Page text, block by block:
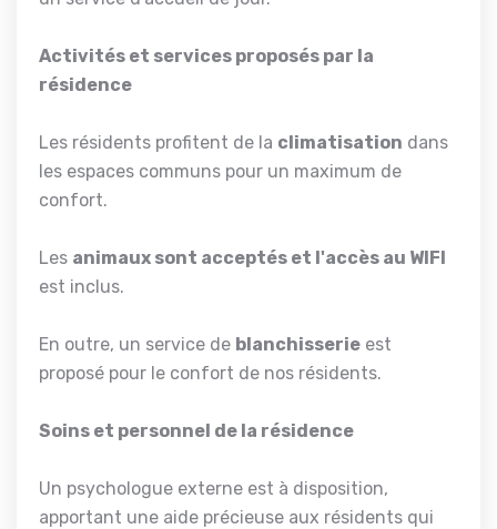
Activités et services proposés par la
résidence
Les résidents profitent de la climatisation dans
les espaces communs pour un maximum de
confort.
Les animaux sont acceptés et l'accès au WIFI
est inclus.
En outre, un service de blanchisserie est
proposé pour le confort de nos résidents.
Soins et personnel de la résidence
Un psychologue externe est à disposition,
apportant une aide précieuse aux résidents qui